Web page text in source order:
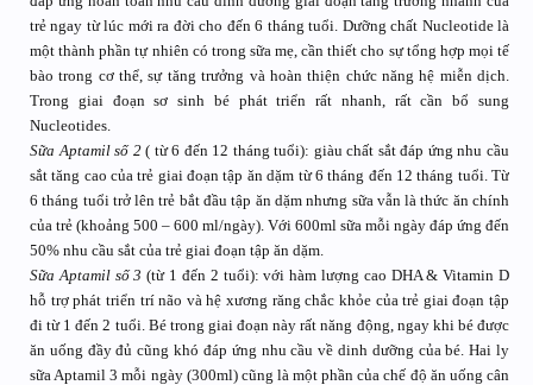
trẻ ngay từ lúc mới ra đời cho đến 6 tháng tuổi. Dưỡng chất Nucleotide là
một thành phần tự nhiên có trong sữa mẹ, cần thiết cho sự tổng hợp mọi tế
bào trong cơ thể, sự tăng trưởng và hoàn thiện chức năng hệ miễn dịch.
Trong giai đoạn sơ sinh bé phát triển rất nhanh, rất cần bổ sung
Nucleotides.
Sữa Aptamil số 2( từ 6 đến 12 tháng tuổi): giàu chất sắt đáp ứng nhu cầu
sắt tăng cao của trẻ giai đoạn tập ăn dặm từ 6 tháng đến 12 tháng tuổi. Từ
6 tháng tuổi trở lên trẻ bắt đầu tập ăn dặm nhưng sữa vẫn là thức ăn chính
của trẻ (khoảng 500 – 600 ml/ngày). Với 600ml sữa mỗi ngày đáp ứng đến
50% nhu cầu sắt của trẻ giai đoạn tập ăn dặm.
Sữa Aptamil số 3 (từ 1 đến 2 tuổi): với hàm lượng cao DHA & Vitamin D
hỗ trợ phát triển trí não và hệ xương răng chắc khỏe của trẻ giai đoạn tập
đi từ 1 đến 2 tuổi. Bé trong giai đoạn này rất năng động, ngay khi bé được
ăn uống đầy đủ cũng khó đáp ứng nhu cầu về dinh dưỡng của bé. Hai ly
sữa Aptamil 3 mỗi ngày (300ml) cũng là một phần của chế độ ăn uống cân